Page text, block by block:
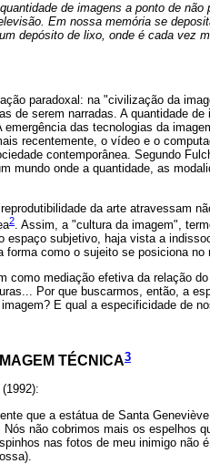
de imagens a ponto de
Em nossa memória se
depósito de lixo, onde é cada vez
paradoxal: na "civilização da
de serem narradas. A quantidade de
das tecnologias da
recentemente, o vídeo e o
contemporânea. Segundo
mundo onde a quantidade, as
da arte atravessam
2 . Assim, a "cultura da imagem",
espaço subjetivo, haja vista a
como o sujeito se posiciona no
como mediação efetiva da relação
Por que buscarmos, então, a
E qual a especificidade de
TÉCNICA3
que a estátua de Santa
não cobrimos mais os espelhos
nas fotos de meu inimigo não